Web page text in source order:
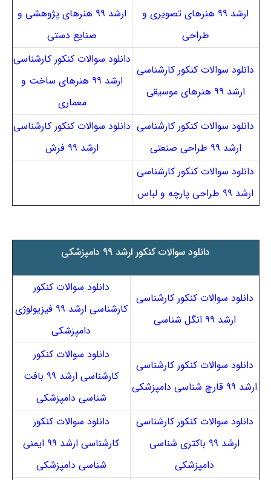
ارشد ۹۹ هنرهای تصویری و
طراحی
ارشد ۹۹ هنرهای پژوهشی و
صنایع دستی
دانلود سوالات کنکور کارشناسی
ارشد ۹۹ هنرهای موسیقی
دانلود سوالات کنکور کارشناسی
ارشد ۹۹ هنرهای ساخت و
معماری
دانلود سوالات کنکور کارشناسی
ارشد ۹۹ طراحی صنعتی
دانلود سوالات کنکور کارشناسی
ارشد ۹۹ فرش
دانلود سوالات کنکور کارشناسی
ارشد ۹۹ طراحی پارچه و لباس
دانلود سوالات کنکور ارشد ۹۹ دامپزشکی
دانلود سوالات کنکور کارشناسی
ارشد ۹۹ انگل شناسی
دانلود سوالات کنکور
کارشناسی ارشد ۹۹ فیزیولوژی
دامپزشکی
دانلود سوالات کنکور کارشناسی
ارشد ۹۹ قارچ شناسی دامپزشکی
دانلود سوالات کنکور
کارشناسی ارشد ۹۹ بافت
شناسی دامپزشکی
دانلود سوالات کنکور کارشناسی
ارشد ۹۹ باکتری شناسی
دامپزشکی
دانلود سوالات کنکور
کارشناسی ارشد ۹۹ ایمنی
شناسی دامپزشکی